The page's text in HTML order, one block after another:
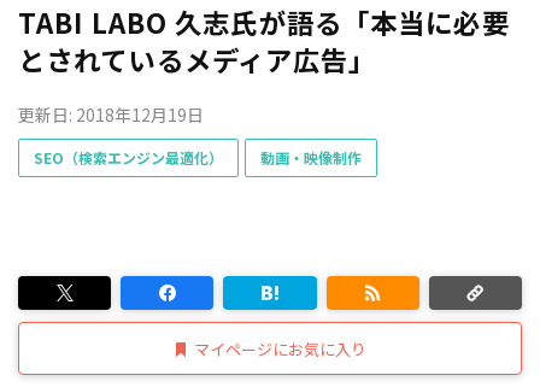
TABI LABO 久志氏が語る「本当に必要
とされているメディア広告」
更新日: 2018年12月19日
SEO（検索エンジン最適化） 動画・映像制作
マイページにお気に入り